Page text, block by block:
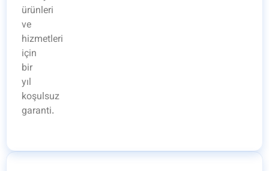
ürünleri
ve
hizmetleri
için
bir
yıl
koşulsuz
garanti.